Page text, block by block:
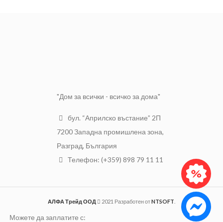
"Дом за всички - всичко за дома"
бул. “Априлско въстание” 2П
7200 Западна промишлена зона,
Разград, България
Телефон: (+359) 898 79 11 11
АЛФА Трейд ООД 2021 Разработен отNTSOFT
Можете да заплатите с: